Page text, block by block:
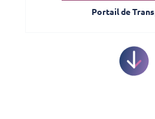
Portail de